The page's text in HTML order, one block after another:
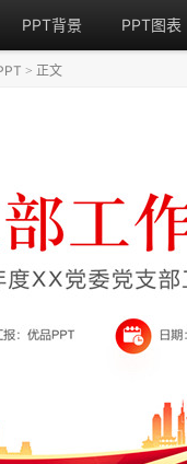
PPT背景 PPT图表
> 正文